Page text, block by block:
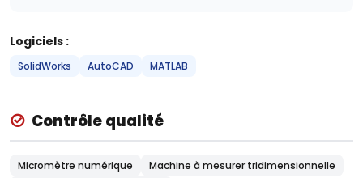
Logiciels :
SolidWorks AutoCAD MATLAB
Contrôle qualité
Micromètre numérique
Machine à mesurer tridimensionnelle